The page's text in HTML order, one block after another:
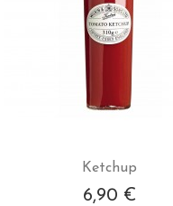
Ketchup
6,90 €